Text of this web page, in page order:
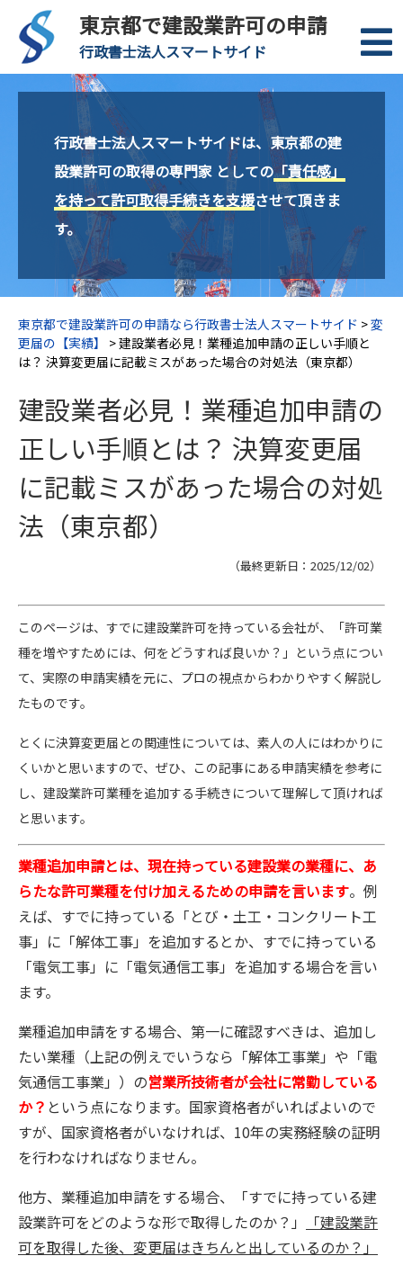
東京都で建設業許可の申請
行政書士法人スマートサイド
行政書士法人スマートサイドは、東京都の建
設業許可の取得の専門家 としての「責任感」
を持って許可取得手続きを支援させて頂きま
す。
東京都で建設業許可の申請なら行政書士法人スマートサイド >変
更届の【実績】
>建設業者必見！業種追加申請の正しい手順と
は？ 決算変更届に記載ミスがあった場合の対処法（東京都）
建設業者必見！業種追加申請の
正しい手順とは？ 決算変更届
に記載ミスがあった場合の対処
法（東京都）
（最終更新日： 2025/12/02）
このページは、すでに建設業許可を持っている会社が、「許可業
種を増やすためには、何をどうすれば良いか？」という点につい
て、実際の申請実績を元に、プロの視点からわかりやすく解説し
たものです。
とくに決算変更届との関連性については、素人の人にはわかりに
くいかと思いますので、ぜひ、この記事にある申請実績を参考に
し、建設業許可業種を追加する手続きについて理解して頂ければ
と思います。
業種追加申請とは、現在持っている建設業の業種に、あ
らたな許可業種を付け加えるための申請を言います。例
えば、すでに持っている「とび・土工・コンクリート工
事」に「解体工事」を追加するとか、すでに持っている
「電気工事」に「電気通信工事」を追加する場合を言い
ます。
業種追加申請をする場合、第一に確認すべきは、追加し
たい業種（上記の例えでいうなら「解体工事業」や「電
気通信工事業」）の営業所技術者が会社に常勤している
か？ という点になります。国家資格者がいればよいので
すが、国家資格者がいなければ、10年の実務経験の証明
を行わなければなりません。
他方、業種追加申請をする場合、「すでに持っている建
設業許可をどのような形で取得したのか？」
「建設業許
可を取得した後、変更届はきちんと出しているのか？」